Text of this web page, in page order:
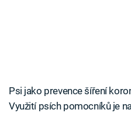
Psi jako prevence šíření
Využití psích pomocníků je